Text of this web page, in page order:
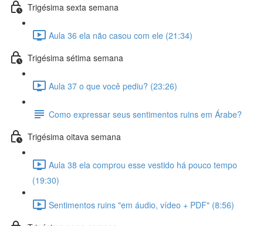
Trigésima sexta semana
Aula 36 ela não casou com ele (21:34)
Trigésima sétima semana
Aula 37 o que você pediu? (23:26)
Como expressar seus sentimentos ruins em Árabe?
Trigésima oitava semana
Aula 38 ela comprou esse vestido há pouco tempo
(19:30)
Sentimentos ruins "em áudio, vídeo + PDF" (8:56)